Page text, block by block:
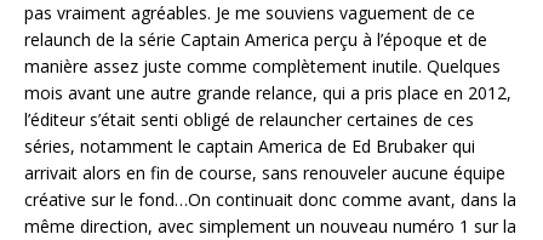
pas vraiment agréables. Je me souviens vaguement de ce
relaunch de la série Captain America perçu à l’époque et de
manière assez juste comme complètement inutile. Quelques
mois avant une autre grande relance, qui a pris place en 2012,
l’éditeur s’était senti obligé de relauncher certaines de ces
séries, notamment le captain America de Ed Brubaker qui
arrivait alors en fin de course, sans renouveler aucune équipe
créative sur le fond…On continuait donc comme avant, dans la
même direction, avec simplement un nouveau numéro 1 sur la